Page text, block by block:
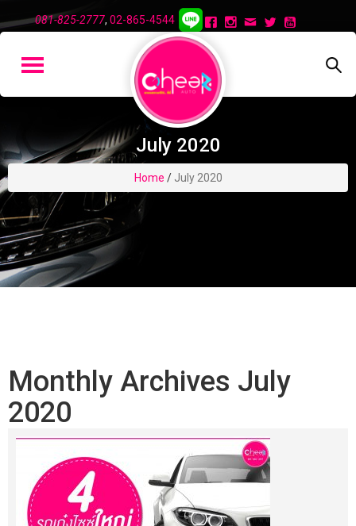
081-825-2777, 02-865-4544
July 2020
Home / July 2020
Monthly Archives July
2020